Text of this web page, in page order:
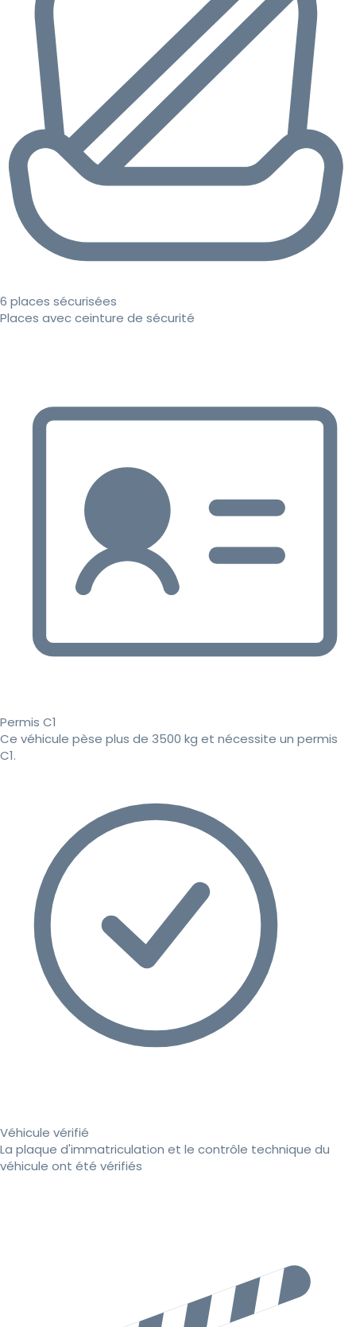
6 places sécurisées
Places avec ceinture de sécurité
Permis C1
Ce véhicule pèse plus de 3500 kg et nécessite un permis
C1.
Véhicule vérifié
La plaque d'immatriculation et le contrôle technique du
véhicule ont été vérifiés